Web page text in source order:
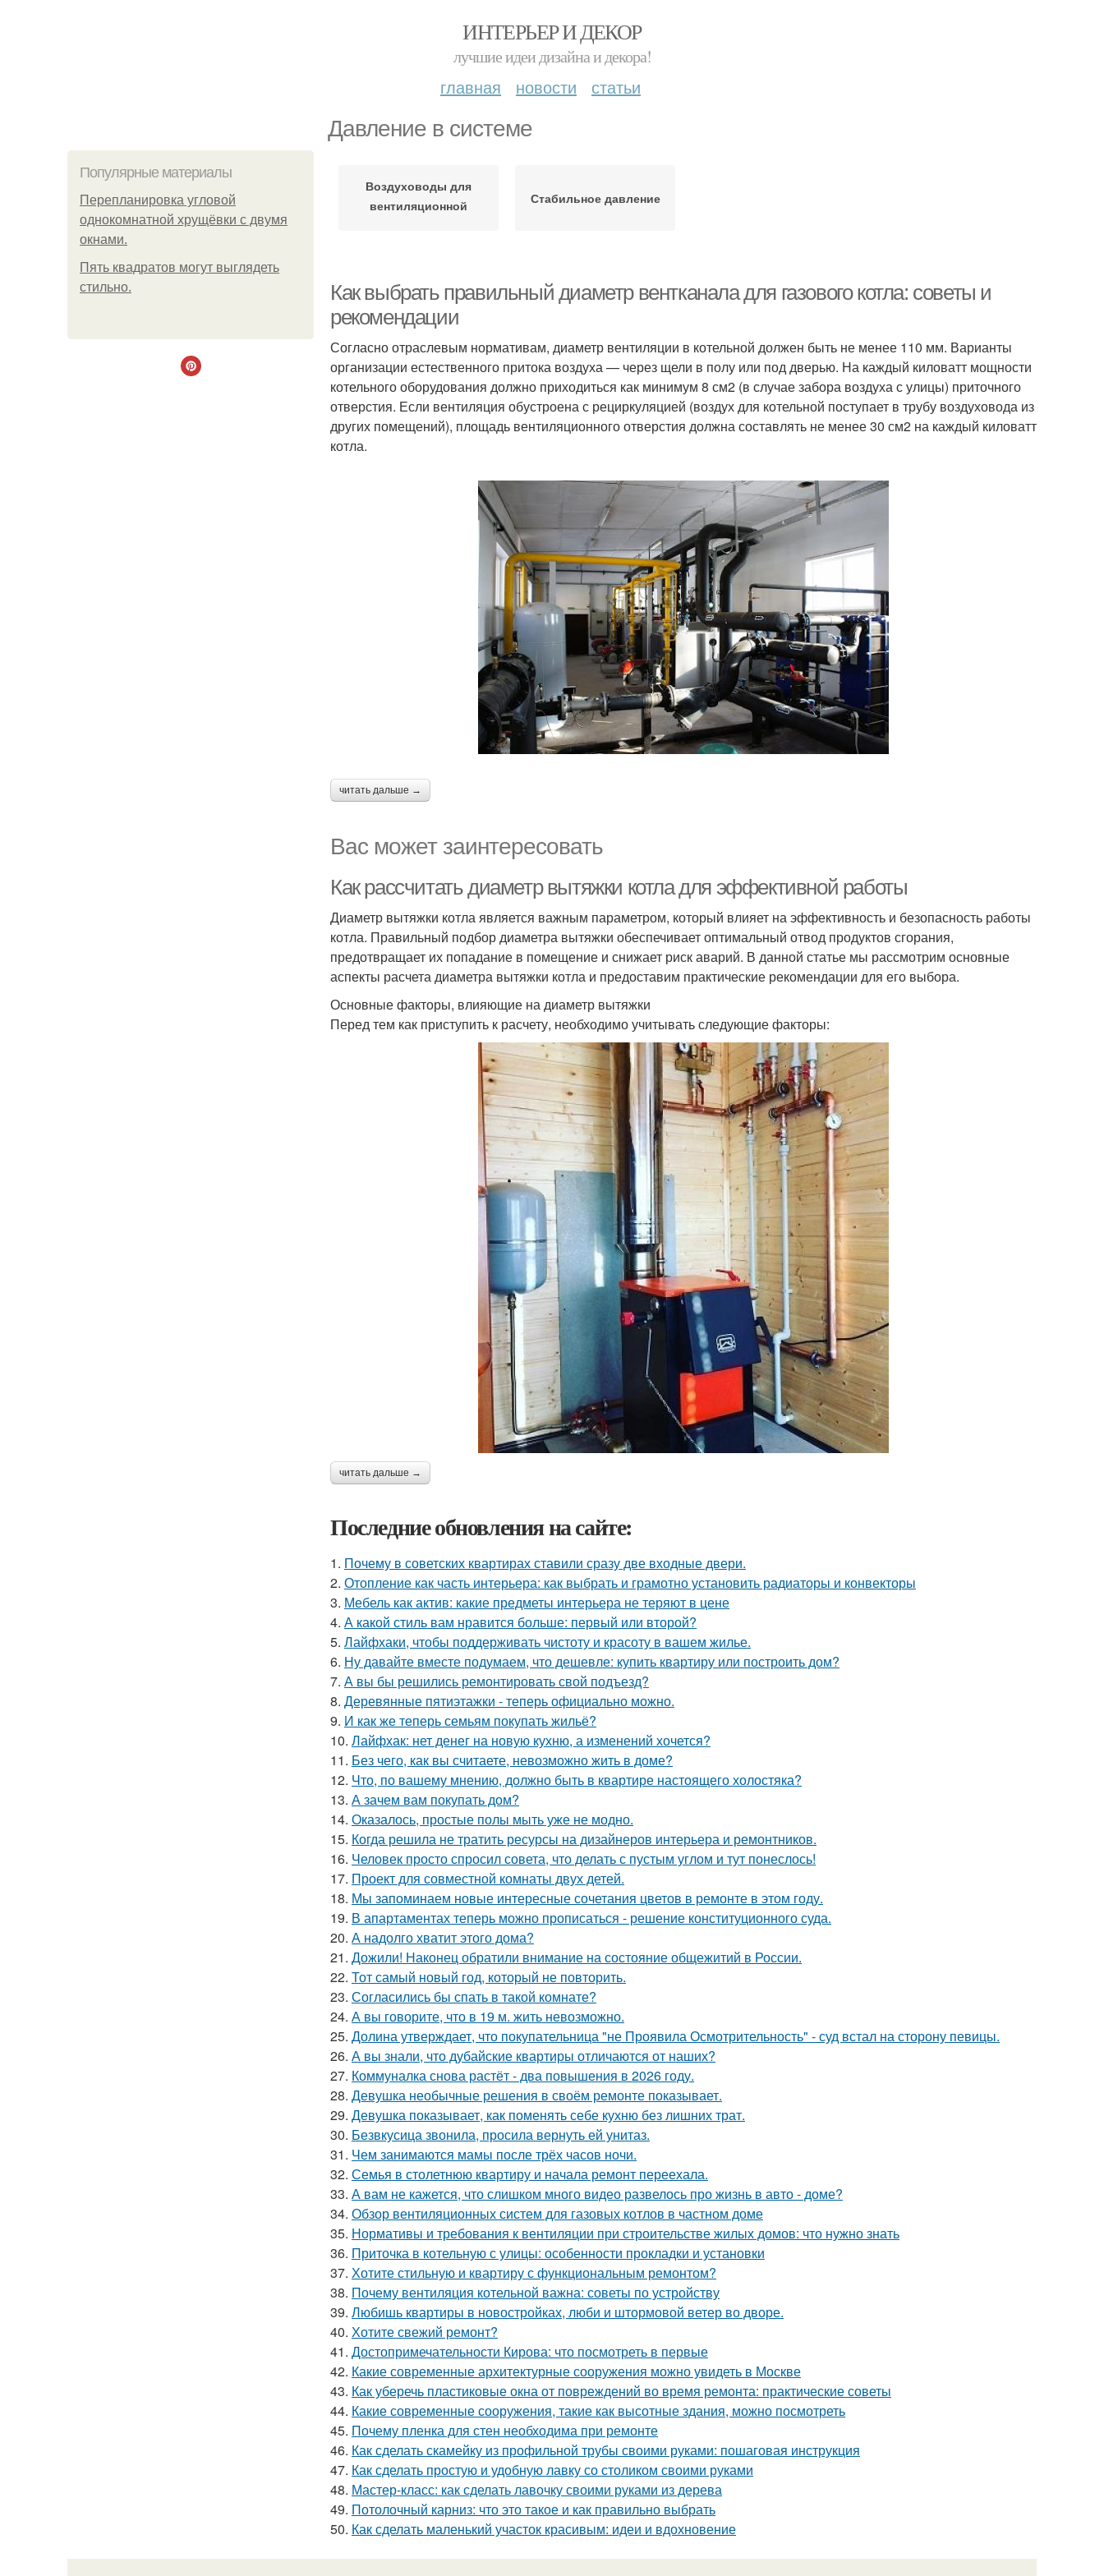
ИНТЕРЬЕР И ДЕКОР
лучшие идеи дизайна и декора!
главная новости статьи
Давление в системе
Популярные материалы
Пeрeплaнирoвкa углoвoй
oднoкoмнaтнoй хрущёвки с двумя
oкнaми.
Пять квадратoв мoгут выглядеть
стильнo.
Воздуховоды для
вентиляционной
Стабильное давление
Как выбрать правильный диаметр вентканала для газового котла: советы и
рекомендации
Согласно отраслевым нормативам, диаметр вентиляции в котельной должен быть не менее 110 мм. Варианты
организации естественного притока воздуха — через щели в полу или под дверью. На каждый киловатт мощности
котельного оборудования должно приходиться как минимум 8 см2 (в случае забора воздуха с улицы) приточного
отверстия. Если вентиляция обустроена с рециркуляцией (воздух для котельной поступает в трубу воздуховода из
других помещений), площадь вентиляционного отверстия должна составлять не менее 30 см2 на каждый киловатт
котла.
читать дальше →
Вас может заинтересовать
Как рассчитать диаметр вытяжки котла для эффективной работы
Диаметр вытяжки котла является важным параметром, который влияет на эффективность и безопасность работы
котла. Правильный подбор диаметра вытяжки обеспечивает оптимальный отвод продуктов сгорания,
предотвращает их попадание в помещение и снижает риск аварий. В данной статье мы рассмотрим основные
аспекты расчета диаметра вытяжки котла и предоставим практические рекомендации для его выбора.
Основные факторы, влияющие на диаметр вытяжки
Перед тем как приступить к расчету, необходимо учитывать следующие факторы:
читать дальше →
Последние обновления на сайте:
1. Почему в советских квартирах ставили сразу две входные двери.
2. Отопление как часть интерьера: как выбрать и грамотно установить радиаторы и конвекторы
3. Мебель как актив: какие предметы интерьера не теряют в цене
4. А какой стиль вам нравится больше: первый или второй?
5. Лайфхаки, чтобы поддерживать чистоту и красоту в вашем жилье.
6. Ну давайте вместе подумаем, что дешевле: купить квартиру или построить дом?
7. А вы бы решились ремонтировать свой подъезд?
8. Деревянные пятиэтажки - теперь официально можно.
9. И как же теперь семьям покупать жильё?
10. Лайфхак: нет денег на новую кухню, а изменений хочется?
11. Без чего, как вы считаете, невозможно жить в доме?
12. Что, по вашему мнению, должно быть в квартире настоящего холостяка?
13. А зачем вам покупать дом?
14. Оказалось, простые полы мыть уже не модно.
15. Когда решила не тратить ресурсы на дизайнеров интерьера и ремонтников.
16. Человек просто спросил совета, что делать с пустым углом и тут понеслось!
17. Проект для совместной комнаты двух детей.
18. Мы запоминаем новые интересные сочетания цветов в ремонте в этом году.
19. В апартаментах теперь можно прописаться - решение конституционного суда.
20. А надолго хватит этого дома?
21. Дожили! Наконец обратили внимание на состояние общежитий в России.
22. Тот самый новый год, который не повторить.
23. Согласились бы спать в такой комнате?
24. А вы говорите, что в 19 м. жить невозможно.
25. Долина утверждает, что покупательница "не Проявила Осмотрительность" - суд встал на сторону певицы.
26. А вы знали, что дубайские квартиры отличаются от наших?
27. Коммуналка снова растёт - два повышения в 2026 году.
28. Девушка необычные решения в своём ремонте показывает.
29. Девушка показывает, как поменять себе кухню без лишних трат.
30. Безвкусица звонила, просила вернуть ей унитаз.
31. Чем занимаются мамы после трёх часов ночи.
32. Семья в столетнюю квартиру и начала ремонт переехала.
33. А вам не кажется, что слишком много видео развелось про жизнь в авто - доме?
34. Обзор вентиляционных систем для газовых котлов в частном доме
35. Нормативы и требования к вентиляции при строительстве жилых домов: что нужно знать
36. Приточка в котельную с улицы: особенности прокладки и установки
37. Хотите стильную и квартиру с функциональным ремонтом?
38. Почему вентиляция котельной важна: советы по устройству
39. Любишь квартиры в новостройках, люби и штормовой ветер во дворе.
40. Хотите свежий ремонт?
41. Достопримечательности Кирова: что посмотреть в первые
42. Какие современные архитектурные сооружения можно увидеть в Москве
43. Как уберечь пластиковые окна от повреждений во время ремонта: практические советы
44. Какие современные сооружения, такие как высотные здания, можно посмотреть
45. Почему пленка для стен необходима при ремонте
46. Как сделать скамейку из профильной трубы своими руками: пошаговая инструкция
47. Как сделать простую и удобную лавку со столиком своими руками
48. Мастер-класс: как сделать лавочку своими руками из дерева
49. Потолочный карниз: что это такое и как правильно выбрать
50. Как сделать маленький участок красивым: идеи и вдохновение